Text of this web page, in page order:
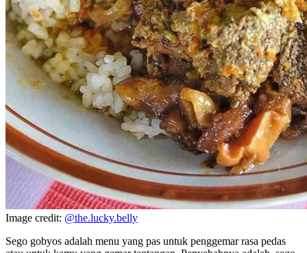
Image credit: @the.lucky.belly
Sego gobyos adalah menu yang pas untuk penggemar rasa pedas